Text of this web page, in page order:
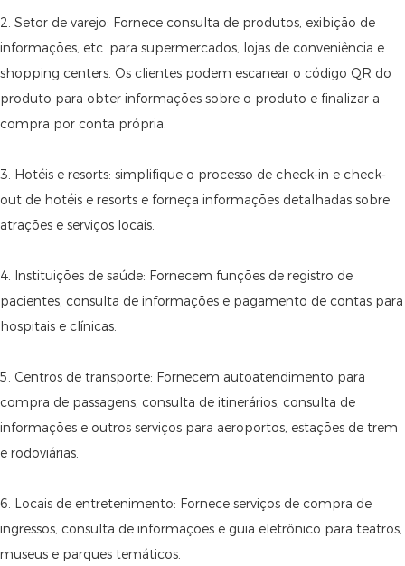
2. Setor de varejo: Fornece consulta de produtos, exibição de
informações, etc. para supermercados, lojas de conveniência e
shopping centers. Os clientes podem escanear o código QR do
produto para obter informações sobre o produto e finalizar a
compra por conta própria.
3. Hotéis e resorts: simplifique o processo de check-in e check-
out de hotéis e resorts e forneça informações detalhadas sobre
atrações e serviços locais.
4. Instituições de saúde: Fornecem funções de registro de
pacientes, consulta de informações e pagamento de contas para
hospitais e clínicas.
5. Centros de transporte: Fornecem autoatendimento para
compra de passagens, consulta de itinerários, consulta de
informações e outros serviços para aeroportos, estações de trem
e rodoviárias.
6. Locais de entretenimento: Fornece serviços de compra de
ingressos, consulta de informações e guia eletrônico para teatros,
museus e parques temáticos.